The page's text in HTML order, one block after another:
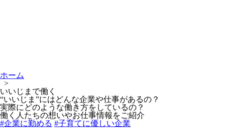
ホーム
>
いいじまで働く
“いいじま”にはどんな企業や仕事があるの？
実際にどのような働き方をしているの？
働く人たちの想いやお仕事情報をご紹介
#企業に勤める #子育てに優しい企業